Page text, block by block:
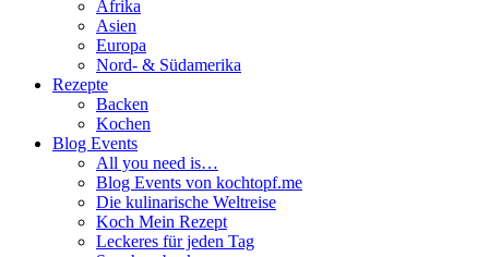
Afrika
Asien
Europa
Nord- & Südamerika
Rezepte
Backen
Kochen
Blog Events
All you need is…
Blog Events von kochtopf.me
Die kulinarische Weltreise
Koch Mein Rezept
Leckeres für jeden Tag